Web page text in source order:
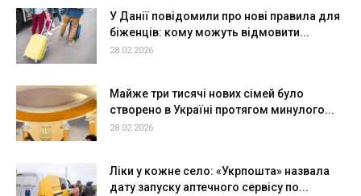
У Данії повідомили про нові правила для
біженців: кому можуть відмовити...
28.02.2026
Майже три тисячі нових сімей було
створено в Україні протягом минулого...
28.02.2026
Ліки у кожне село: «Укрпошта» назвала
дату запуску аптечного сервісу по...